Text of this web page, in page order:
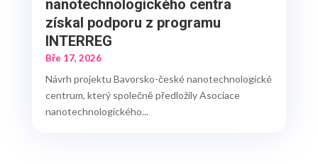
nanotechnologického centra
získal podporu z programu
INTERREG
Bře 17, 2026
Návrh projektu Bavorsko-české nanotechnologické
centrum, který společně předložily Asociace
nanotechnologického...